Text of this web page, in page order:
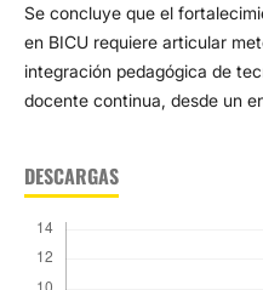
Se concluye que el
en BICU requiere articular
integración pedagógica de
docente continua, desde un
DESCARGAS